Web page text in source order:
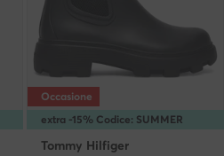
extra -15% Codice: SUMMER
Occasione
Tommy Hilfiger